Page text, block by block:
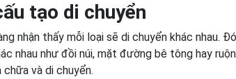
tạo di chuyển
nhận thấy mỗi loại sẽ di chuyển khác nhau.
nhau như đồi núi, mặt đường bê tông hay
và di chuyển.